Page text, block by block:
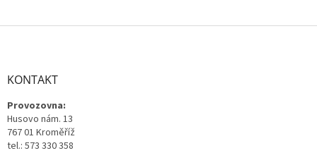
Z
KONTAKT
Provozovna:
Husovo nám. 13
767 01 Kroměříž
tel.: 573 330 358